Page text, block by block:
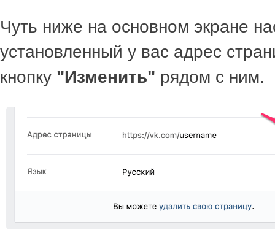
Чуть ниже на основном экране
установленный у вас адрес
кнопку "Изменить" рядом с ним.